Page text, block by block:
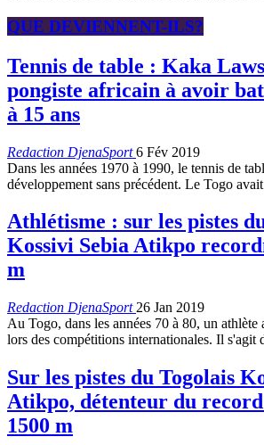
QUE DEVIENNENT-ILS?
Tennis de table : Kaka
pongiste africain à avoir
à 15 ans
Redaction DjenaSport6 Fév 2019
Dans les années 1970 à 1990, le tennis de
développement sans précédent. Le Togo
Athlétisme : sur les pistes
Kossivi Sebia Atikpo
m
Redaction DjenaSport 26 Jan 2019
Au Togo, dans les années 70 à 80, un athlète
lors des compétitions internationales. Il
Sur les pistes du Togolais
Atikpo, détenteur du
1500 m